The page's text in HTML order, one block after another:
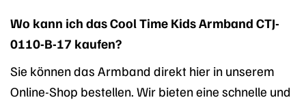
Wo kann ich das Cool Time Kids Armband CTJ-
0110-B-17 kaufen?
Sie können das Armband direkt hier in unserem
Online-Shop bestellen. Wir bieten eine schnelle und